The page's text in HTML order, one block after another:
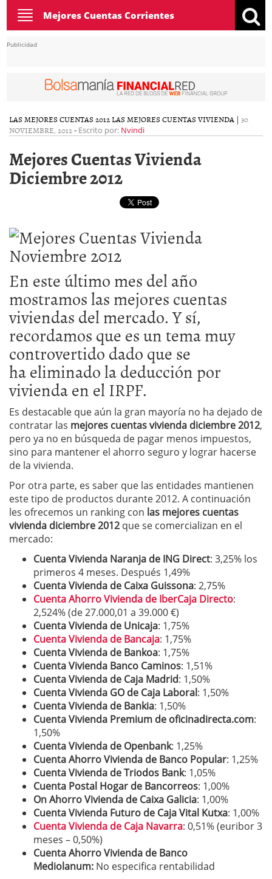
Toggle
navigation
Mejores Cuentas Corrientes
Publicidad
LAS MEJORES CUENTAS 2012 LAS MEJORES CUENTAS VIVIENDA | 30
NOVIEMBRE, 2012- Escrito por: Nvindi
Mejores Cuentas Vivienda
Diciembre 2012
En este último mes del año
mostramos las mejores cuentas
viviendas del mercado. Y sí,
recordamos que es un tema muy
controvertido dado que se
ha eliminado la deducción por
vivienda en el IRPF.
Es destacable que aún la gran mayoría no ha dejado de
contratar las mejores cuentas vivienda diciembre 2012,
pero ya no en búsqueda de pagar menos impuestos,
sino para mantener el ahorro seguro y lograr hacerse
de la vivienda.
Por otra parte, es saber que las entidades mantienen
este tipo de productos durante 2012. A continuación
les ofrecemos un ranking con las mejores cuentas
vivienda diciembre 2012 que se comercializan en el
mercado:
Cuenta Vivienda Naranja de ING Direct: 3,25% los
primeros 4 meses. Después 1,49%
Cuenta Vivienda de Caixa Guissona: 2,75%
Cuenta Ahorro Vivienda de IberCaja Directo:
2,524% (de 27.000,01 a 39.000 €)
Cuenta Vivienda de Unicaja: 1,75%
Cuenta Vivienda de Bancaja: 1,75%
Cuenta Vivienda de Bankoa: 1,75%
Cuenta Vivienda Banco Caminos: 1,51%
Cuenta Vivienda de Caja Madrid: 1,50%
Cuenta Vivienda GO de Caja Laboral: 1,50%
Cuenta Vivienda de Bankia: 1,50%
Cuenta Vivienda Premium de oficinadirecta.com:
1,50%
Cuenta Vivienda de Openbank: 1,25%
Cuenta Ahorro Vivienda de Banco Popular: 1,25%
Cuenta Vivienda de Triodos Bank: 1,05%
Cuenta Postal Hogar de Bancorreos: 1,00%
On Ahorro Vivienda de Caixa Galicia: 1,00%
Cuenta Vivienda Futuro de Caja Vital Kutxa: 1,00%
Cuenta Vivienda de Caja Navarra: 0,51% (euribor 3
meses – 0,50%)
Cuenta Ahorro Vivienda de Banco
Mediolanum: No especifica rentabilidad